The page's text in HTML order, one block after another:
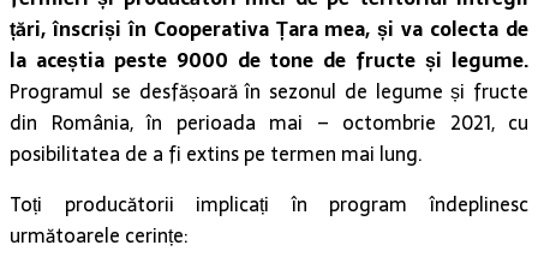
țări, înscriși în Cooperativa Țara mea, și va colecta de
la aceștia peste 9000 de tone de fructe și legume.
Programul se desfășoară în sezonul de legume și fructe
din România, în perioada mai – octombrie 2021, cu
posibilitatea de a fi extins pe termen mai lung.
Toți producătorii implicați în program îndeplinesc
următoarele cerințe: